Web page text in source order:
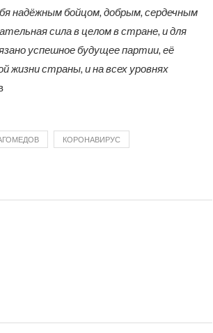
надёжным бойцом, добрым, сердечным
сила в целом в стране, и для
успешное будущее партии, её
страны, и на всех уровнях
КОРОНАВИРУС